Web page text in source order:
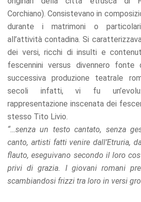
Corchiano). Consistevano in
durante i matrimoni o
all’attività contadina. Si
dei versi, ricchi di insulti e
fescennini versus divennero fonte
successiva produzione teatrale
secoli infatti, vi fu
rappresentazione inscenata dei
stesso Tito Livio.
“…senza un testo cantato, senza
canto, artisti fatti venire dall’Etruria,
flauto, eseguivano secondo il loro
privi di grazia. I giovani romani
scambiandosi frizzi tra loro in versi